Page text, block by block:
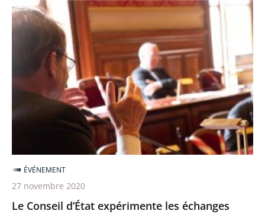
Le
Conseil
expérimente
échanges
avant
audiences
Le Conseil d’État expérimente les échanges
ÉVÉNEMENT
27 novembre 2020